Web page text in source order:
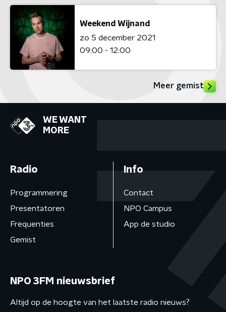
Weekend Wijnand
zo 5 december 2021
09:00 - 12:00
Meer gemist
WE WANT
MORE
Radio
Programmering
Presentatoren
Frequenties
Gemist
Info
Contact
NPO Campus
App de studio
NPO 3FM nieuwsbrief
Altijd op de hoogte van het laatste radio nieuws?